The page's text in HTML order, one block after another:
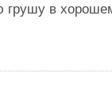
грушу в